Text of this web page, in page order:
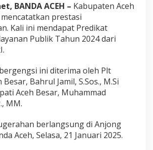
a
n
,
t
S
e
k
d
B
a
BANDA ACEH – Kabupaten Aceh
prestasi
Kali ini mendapat Predikat
Publik Tahun 2024 dari
ini diterima oleh Plt
Bahrul Jamil, S.Sos., M.Si
Aceh Besar, Muhammad
MM.
berlangsung di Anjong
Aceh, Selasa, 21 Januari 2025.